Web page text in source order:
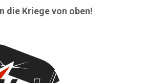
die Kriege von oben!